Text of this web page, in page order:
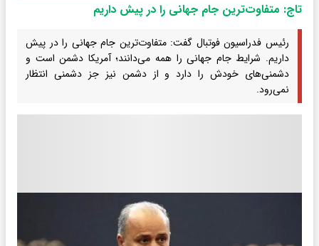
تاج: متفاوت‌ترین جام جهانی را در پیش داریم
رئیس فدراسیون فوتبال گفت: متفاوت‌ترین جام جهانی را در پیش
داریم. شرایط جام جهانی را همه می‌دانند؛ آمریکا دشمن است و
دشمنی‌های خودش را دارد و از دشمن نیز جز دشمنی انتظار
نمی‌رود.